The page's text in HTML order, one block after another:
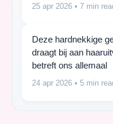
25 apr 2026 • 7 min
Deze hardnekkige
draagt bij aan
betreft ons allemaal
24 apr 2026 • 5 min